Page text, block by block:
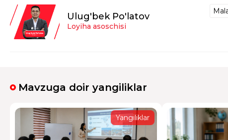
Ulug'bek Po'latov
Loyiha asoschisi
Mavzuga doir yangiliklar
Yangiliklar